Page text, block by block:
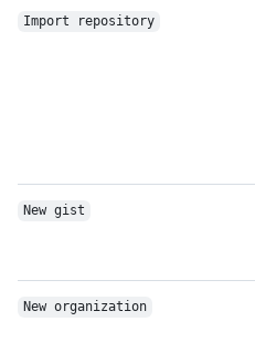
Import repository
New gist
New organization